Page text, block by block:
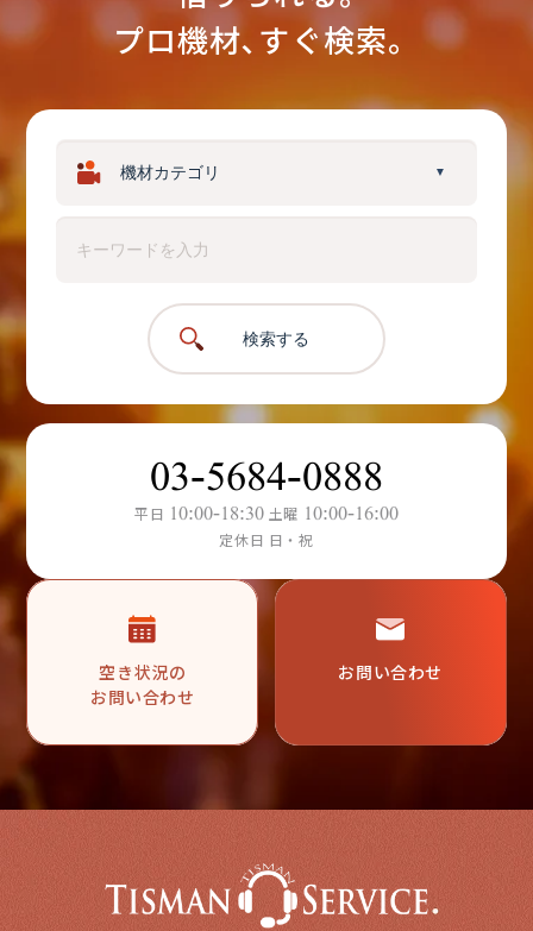
プロ機材､すぐ検索。
▼
検索する
03-5684-0888
平日 10:00-18:30 土曜 10:00-16:00
定休日 日・祝
空き状況の
お問い合わせ
お問い合わせ